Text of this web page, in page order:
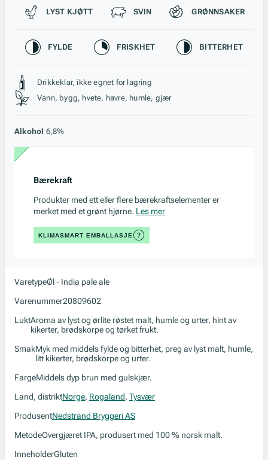
Passer til
LYST KJØTT SVIN GRØNNSAKER
Karakteristikk
FYLDE FRISKHET BITTERHET
Stil, lagring og råstoff
Drikkeklar, ikke egnet for lagring
Vann, bygg, hvete, havre, humle, gjær
Alkohol 6,8%
Bærekraft
Produkter med ett eller flere bærekraftselementer er
merket med et grønt hjørne. Les mer
KLIMASMART EMBALLASJE
VaretypeØl - India pale ale
Varenummer20809602
LuktAroma av lyst og ørlite røstet malt, humle og urter, hint av
kikerter, brødskorpe og tørket frukt.
SmakMyk med middels fylde og bitterhet, preg av lyst malt, humle,
litt kikerter, brødskorpe og urter.
FargeMiddels dyp brun med gulskjær.
Land, distriktNorge, Rogaland, Tysvær
ProdusentNedstrand Bryggeri AS
MetodeOvergjæret IPA, produsert med 100 % norsk malt.
InneholderGluten